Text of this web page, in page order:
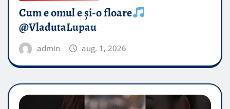
Cum e omul e și-o floare
@VladutaLupau
admin aug. 1, 2026